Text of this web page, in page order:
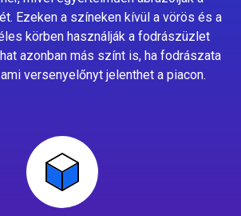
Ezeken a színeken kívül a vörös és a
körben használják a fodrászüzlet
azonban más színt is, ha fodrászata
versenyelőnyt jelenthet a piacon.